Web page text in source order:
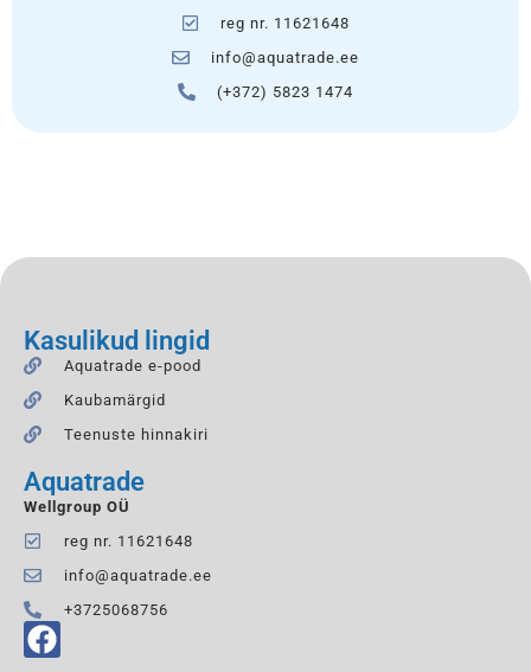
reg nr. 11621648
info@aquatrade.ee
(+372) 5823 1474
Kasulikud lingid
Aquatrade e-pood
Kaubamärgid
Teenuste hinnakiri
Aquatrade
Wellgroup OÜ
reg nr. 11621648
info@aquatrade.ee
+3725068756